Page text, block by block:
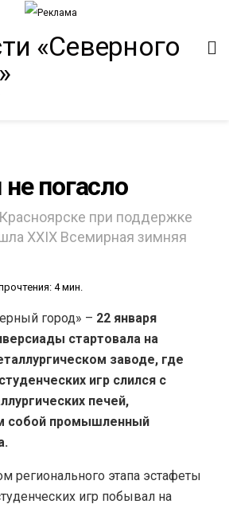
погасло
при поддержке
XXIX Всемирная зимняя
4 мин.
город» – 22 января
стартовала на
заводе, где
игр слился с
печей,
собой промышленный
регионального этапа эстафеты
игр побывал на